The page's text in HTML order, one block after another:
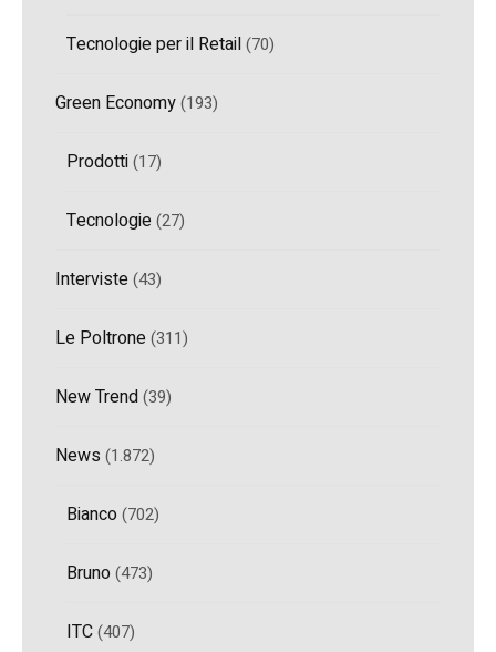
Tecnologie per il Retail(70)
Green Economy(193)
Prodotti(17)
Tecnologie(27)
Interviste(43)
Le Poltrone(311)
New Trend(39)
News (1.872)
Bianco(702)
Bruno(473)
ITC(407)